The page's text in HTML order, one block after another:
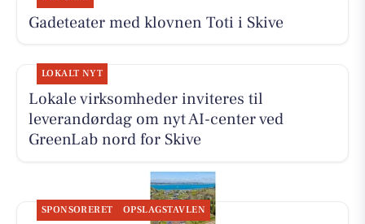
Gadeteater med klovnen Toti i Skive
LOKALT NYT
Lokale virksomheder inviteres til
leverandørdag om nyt AI-center ved
GreenLab nord for Skive
SPONSORERET OPSLAGSTAVLEN